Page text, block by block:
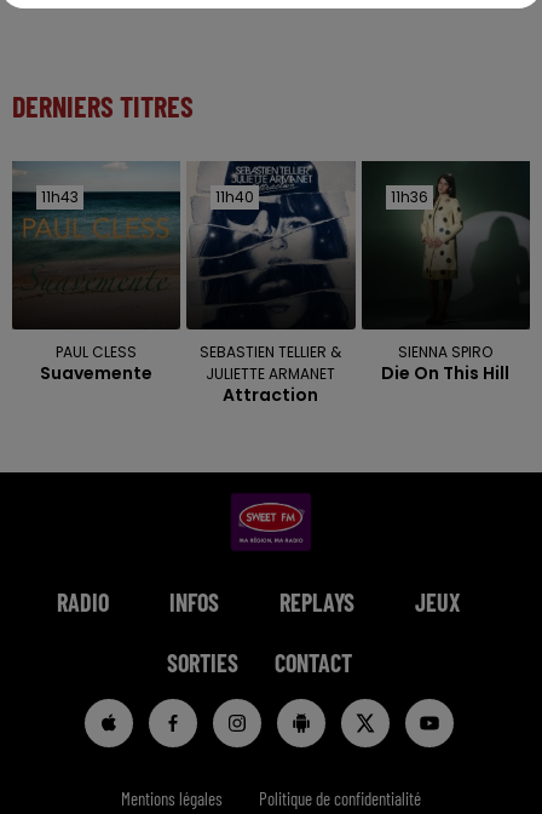
DERNIERS TITRES
11h43
11h43
PAUL CLESS
Suavemente
11h40
11h40
SEBASTIEN TELLIER &
JULIETTE ARMANET
Attraction
11h36
11h36
SIENNA SPIRO
Die On This Hill
RADIO INFOS REPLAYS JEUX
SORTIES CONTACT
Mentions légales Politique de confidentialité